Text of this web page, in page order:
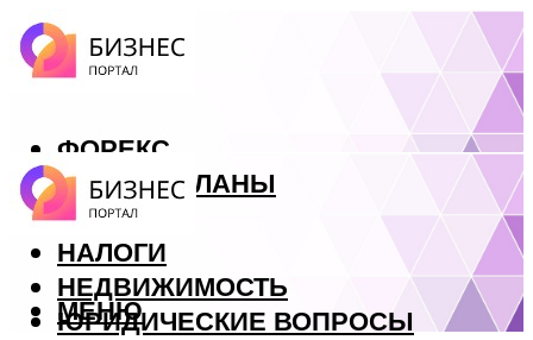
ФОРЕКС
БИЗНЕС ПЛАНЫ
КРЕДИТЫ
НАЛОГИ
НЕДВИЖИМОСТЬ
ЮРИДИЧЕСКИЕ ВОПРОСЫ
МЕНЮ